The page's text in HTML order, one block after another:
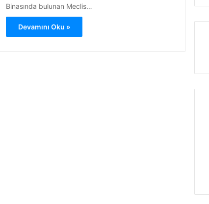
Binasında bulunan Meclis…
Devamını Oku »